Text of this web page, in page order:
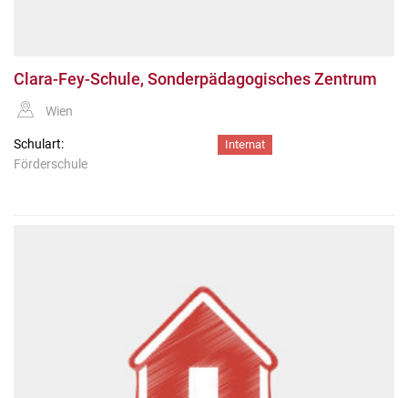
Clara-Fey-Schule, Sonderpädagogisches Zentrum
Wien
Schulart:
Förderschule
Internat